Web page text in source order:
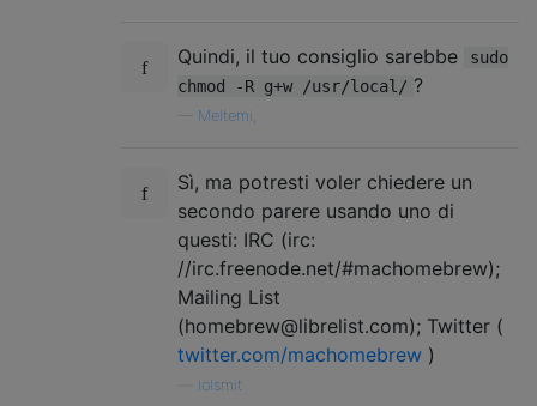
Quindi, il tuo consiglio sarebbe
sudo
chmod -R g+w /usr/local/ ?
Meltemi,
Sì, ma potresti voler chiedere un
secondo parere usando uno di
questi: IRC (irc:
//irc.freenode.net/#machomebrew);
Mailing List
(homebrew@librelist.com); Twitter (
twitter.com/machomebrew )
iolsmit